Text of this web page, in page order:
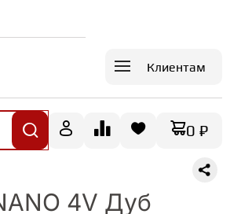
Клиентам
0 ₽
4V Дуб